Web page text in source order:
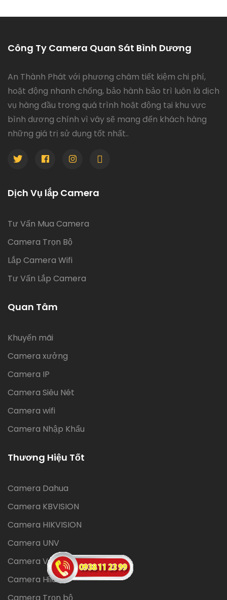
Công Ty Camera Quan Sát Bình Dương
An Thành Phát với phương châm tiết kiệm chi phí,
hoặt động nhanh chống, bảo hành bảo trì luôn là dịch
vụ hàng đầu trong quá trình hoặt động tại khu vực
bình dương chính vì vây sẽ mang đến khách hàng
những giá trị sử dụng tốt nhất..
Dịch Vụ lắp Camera
Tư Vấn Mua Camera
Camera Trọn Bộ
Lắp Camera Wifi
Tư Vấn Lắp Camera
Quan Tâm
Khuyến mãi
Camera xưởng
Camera IP
Camera Siêu Nét
Camera wifi
Camera Nhập Khẩu
Thương Hiệu Tốt
Camera Dahua
Camera KBVISION
Camera HIKVISION
Camera UNV
Camera Vantech
Camera Hilook
Camera Trọn bộ